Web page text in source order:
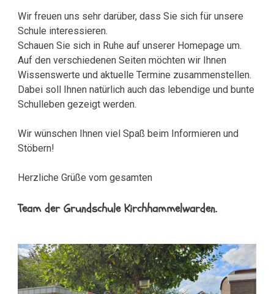
Wir freuen uns sehr darüber, dass Sie sich für unsere
Schule interessieren.
Schauen Sie sich in Ruhe auf unserer Homepage um.
Auf den verschiedenen Seiten möchten wir Ihnen
Wissenswerte und aktuelle Termine zusammenstellen.
Dabei soll Ihnen natürlich auch das lebendige und bunte
Schulleben gezeigt werden.
Wir wünschen Ihnen viel Spaß beim Informieren und
Stöbern!
Herzliche Grüße vom gesamten
Team der Grundschule Kirchhammelwarden.